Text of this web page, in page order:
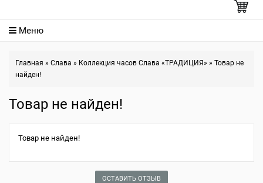
Меню
Главная » Слава » Коллекция часов Слава «ТРАДИЦИЯ» » Товар не
найден!
Товар не найден!
Товар не найден!
ОСТАВИТЬ ОТЗЫВ